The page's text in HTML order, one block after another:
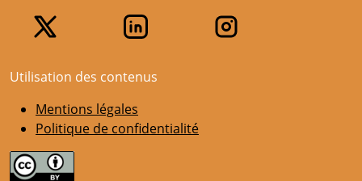
Utilisation des contenus
Mentions légales
Politique de confidentialité